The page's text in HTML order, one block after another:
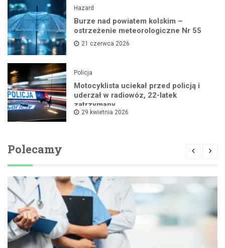
Hazard
Burze nad powiatem kolskim –
ostrzeżenie meteorologiczne Nr 55
21 czerwca 2026
Policja
Motocyklista uciekał przed policją i
uderzał w radiowóz, 22-latek
zatrzymany
29 kwietnia 2026
Polecamy